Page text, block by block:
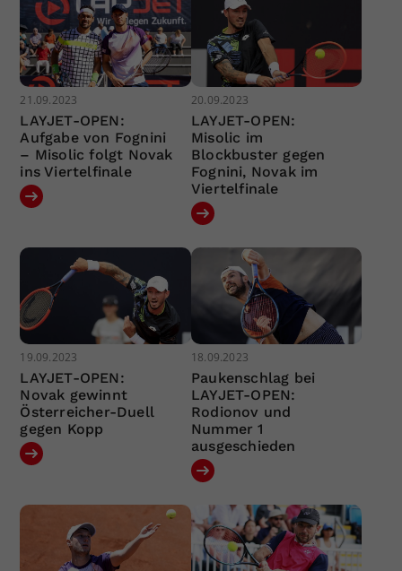
21.09.2023
LAYJET-OPEN:
Aufgabe von Fognini
– Misolic folgt Novak
ins Viertelfinale
20.09.2023
LAYJET-OPEN:
Misolic im
Blockbuster gegen
Fognini, Novak im
Viertelfinale
19.09.2023
LAYJET-OPEN:
Novak gewinnt
Österreicher-Duell
gegen Kopp
18.09.2023
Paukenschlag bei
LAYJET-OPEN:
Rodionov und
Nummer 1
ausgeschieden